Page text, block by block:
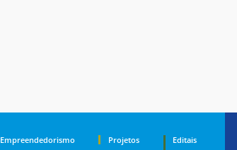
Empreendedorismo
Projetos
Editais